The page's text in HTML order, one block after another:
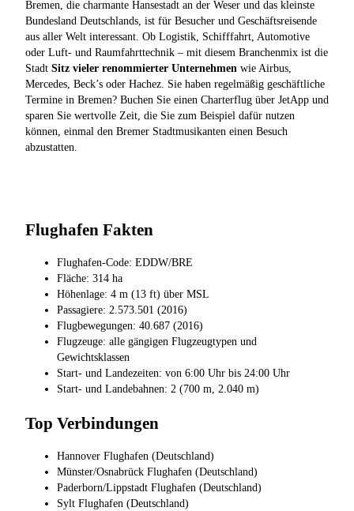
Bremen, die charmante Hansestadt an der Weser und das kleinste
Bundesland Deutschlands, ist für Besucher und Geschäftsreisende
aus aller Welt interessant. Ob Logistik, Schifffahrt, Automotive
oder Luft- und Raumfahrttechnik – mit diesem Branchenmix ist die
Stadt Sitz vieler renommierter Unternehmen wie Airbus,
Mercedes, Beck’s oder Hachez. Sie haben regelmäßig geschäftliche
Termine in Bremen? Buchen Sie einen Charterflug über JetApp und
sparen Sie wertvolle Zeit, die Sie zum Beispiel dafür nutzen
können, einmal den Bremer Stadtmusikanten einen Besuch
abzustatten.
Flughafen Fakten
Flughafen-Code: EDDW/BRE
Fläche: 314 ha
Höhenlage: 4 m (13 ft) über MSL
Passagiere: 2.573.501 (2016)
Flugbewegungen: 40.687 (2016)
Flugzeuge: alle gängigen Flugzeugtypen und
Gewichtsklassen
Start- und Landezeiten: von 6:00 Uhr bis 24:00 Uhr
Start- und Landebahnen: 2 (700 m, 2.040 m)
Top Verbindungen
Hannover Flughafen (Deutschland)
Münster/Osnabrück Flughafen (Deutschland)
Paderborn/Lippstadt Flughafen (Deutschland)
Sylt Flughafen (Deutschland)